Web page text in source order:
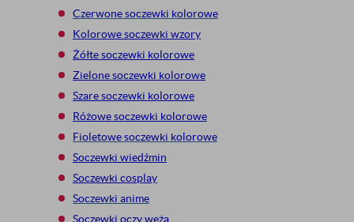
Czerwone soczewki kolorowe
Kolorowe soczewki wzory
Żółte soczewki kolorowe
Zielone soczewki kolorowe
Szare soczewki kolorowe
Różowe soczewki kolorowe
Fioletowe soczewki kolorowe
Soczewki wiedźmin
Soczewki cosplay
Soczewki anime
Soczewki oczy węża